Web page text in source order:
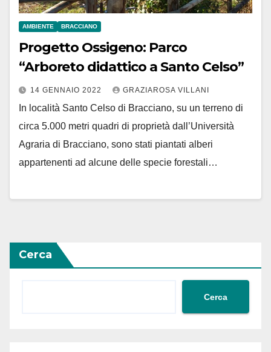
AMBIENTE BRACCIANO
Progetto Ossigeno: Parco
“Arboreto didattico a Santo Celso”
14 GENNAIO 2022 GRAZIAROSA VILLANI
In località Santo Celso di Bracciano, su un terreno di
circa 5.000 metri quadri di proprietà dall’Università
Agraria di Bracciano, sono stati piantati alberi
appartenenti ad alcune delle specie forestali…
Cerca
Cerca